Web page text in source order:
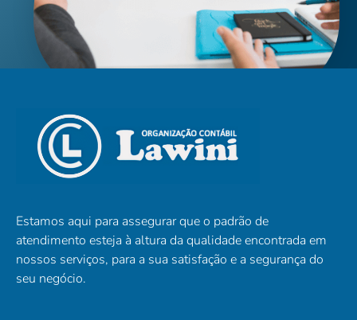
Estamos aqui para assegurar que o padrão de
atendimento esteja à altura da qualidade encontrada em
nossos serviços, para a sua satisfação e a segurança do
seu negócio.